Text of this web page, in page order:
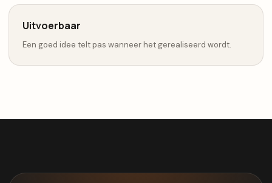
Uitvoerbaar
Een goed idee telt pas wanneer het gerealiseerd wordt.